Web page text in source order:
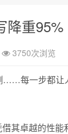
降重95%
3750次浏览
每一步都让
其卓越的性